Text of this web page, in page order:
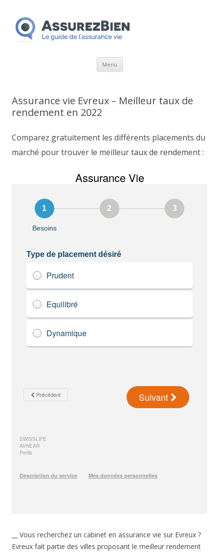
Menu Aller
Assurance vie Evreux – Meilleur taux de
rendement en 2022
Comparez gratuitement les différents placements du
marché pour trouver le meilleur taux de rendement :
__ Vous recherchez un cabinet en assurance vie sur Evreux ?
Evreux fait partie des villes proposant le meilleur rendement